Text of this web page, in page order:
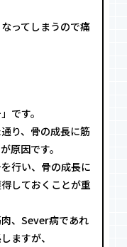
ってしまうので痛
です。
り、骨の成長に筋
原因です。
行い、骨の成長に
しておくことが重
、Sever病であれ
ますが、